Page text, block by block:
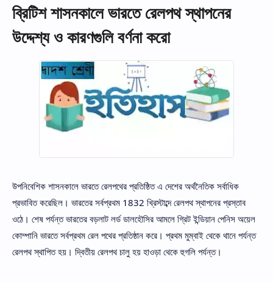
ব্রিটিশ শাসনকালে ভারতে রেলপথ স্থাপনের
উদ্দেশ্য ও কারণগুলি বর্ণনা করো
উপনিবেশিক শাসনকালে ভারতে রেলপথের প্রতিষ্ঠিত এ দেশের অর্থনৈতিক সর্বাধিক
প্রভাবিত করেছিল। ভারতের সর্বপ্রথম 1832 খ্রিস্টাব্দে রেলপথ স্থাপনের প্রস্তাব
ওঠে। শেষ পর্যন্ত ভারতের বড়লাট লর্ড ডালহৌসির আমলে গ্রিট ইন্ডিয়ান পেনিস অয়েল
কোম্পানি ভারতে সর্বপ্রথম রেল পথের প্রতিষ্ঠান করে। প্রথম মুম্বাই থেকে থানে পর্যন্ত
রেলপথ স্থাপিত হয়। দ্বিতীয় রেলপথ চালু হয় হাওড়া থেকে হুগলি পর্যন্ত।